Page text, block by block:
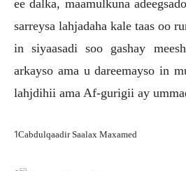
ee dalka, maamulkuna
sarreysa lahjadaha kale taas oo
in siyaasadi soo gashay
arkayso ama u dareemayso in
lahjdihii ama Af-gurigii ay
1Cabdulqaadir Saalax Maxamed